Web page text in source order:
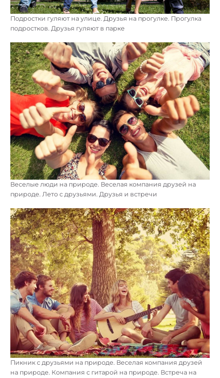
Подростки гуляют на улице. Друзья на прогулке. Прогулка
подростков. Друзья гуляют в парке
Веселые люди на природе. Веселая компания друзей на
природе. Лето с друзьями. Друзья и встречи
Пикник с друзьями на природе. Веселая компания друзей
на природе. Компания с гитарой на природе. Встреча на
Найти: